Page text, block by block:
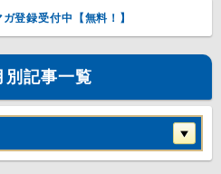
登録受付中【無料！】
別記事一覧